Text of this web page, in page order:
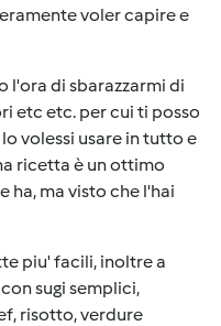
voler capire e
l'ora di sbarazzarmi di
etc etc. per cui ti posso
volessi usare in tutto e
ricetta è un ottimo
ha, ma visto che l'hai
piu' facili, inoltre a
sugi semplici,
risotto, verdure